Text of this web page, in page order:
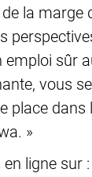
la
sûr
vous
place dans
»
ligne sur :